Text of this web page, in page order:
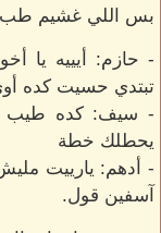
بس اللي غشيم طب
- حازم: أيييه يا
تبتدي حسيت كده
- سيف: كده طيب
يحطلك خطة
- أدهم: يارييت
آسفين قول.